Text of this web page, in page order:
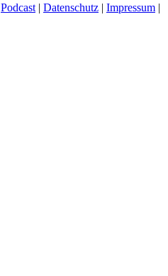
Podcast | Datenschutz | Impressum |